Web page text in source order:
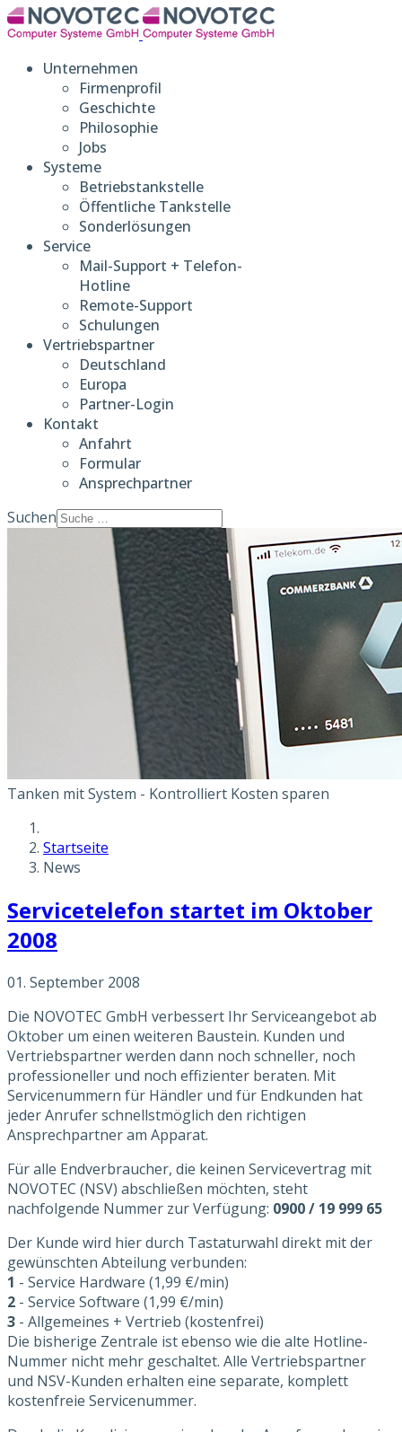
Unternehmen
Firmenprofil
Geschichte
Philosophie
Jobs
Systeme
Betriebstankstelle
Öffentliche Tankstelle
Sonderlösungen
Service
Mail-Support + Telefon-
Hotline
Remote-Support
Schulungen
Vertriebspartner
Deutschland
Europa
Partner-Login
Kontakt
Anfahrt
Formular
Ansprechpartner
Suchen
Tanken mit System - Kontrolliert Kosten sparen
Startseite
News
Servicetelefon startet im Oktober
2008
01. September 2008
Die NOVOTEC GmbH verbessert Ihr Serviceangebot ab
Oktober um einen weiteren Baustein. Kunden und
Vertriebspartner werden dann noch schneller, noch
professioneller und noch effizienter beraten. Mit
Servicenummern für Händler und für Endkunden hat
jeder Anrufer schnellstmöglich den richtigen
Ansprechpartner am Apparat.
Für alle Endverbraucher, die keinen Servicevertrag mit
NOVOTEC (NSV) abschließen möchten, steht
nachfolgende Nummer zur Verfügung: 0900 / 19 999 65
Der Kunde wird hier durch Tastaturwahl direkt mit der
gewünschten Abteilung verbunden:
1 - Service Hardware (1,99 €/min)
2 - Service Software (1,99 €/min)
3 - Allgemeines + Vertrieb (kostenfrei)
Die bisherige Zentrale ist ebenso wie die alte Hotline-
Nummer nicht mehr geschaltet. Alle Vertriebspartner
und NSV-Kunden erhalten eine separate, komplett
kostenfreie Servicenummer.